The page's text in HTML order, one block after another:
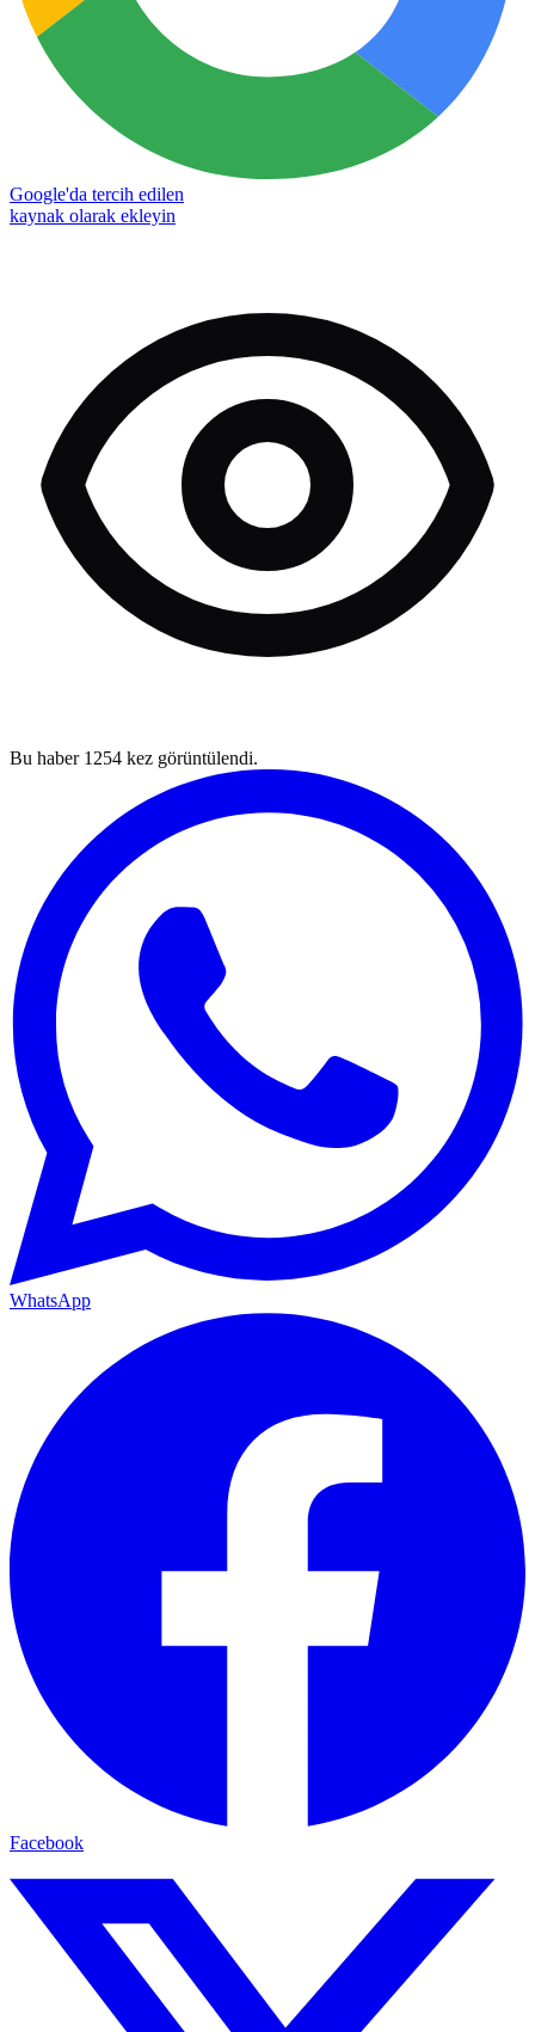
Google'da tercih edilen
kaynak olarak ekleyin
Bu haber 1254 kez görüntülendi.
WhatsApp
Facebook